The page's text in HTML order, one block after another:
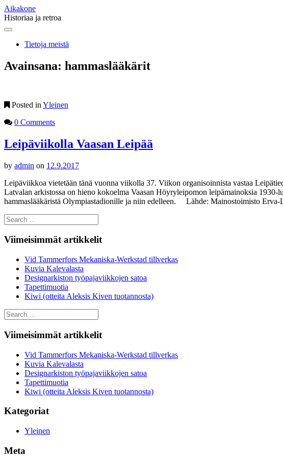
Aikakone
Historiaa ja retroa
Main
Skip
contentTietoja meistä
Avainsana: hammaslääkärit
Posted in Yleinen
0 Comments
Leipäviikolla Vaasan Leipää
by admin on 12.9.2017
Leipäviikkoa vietetään tänä vuonna viikolla 37. Viikon organisoinnista vastaa
Latvalan arkistossa on hieno kokoelma Vaasan Höyryleipomon leipämainoksia
hammaslääkäristä Olympiastadionille ja niin edelleen. Lähde: Mainostoimisto Erva-
Search
for:
Viimeisimmät artikkelit
Vid Tammerfors Mekaniska-Werkstad tillverkas
Kuvia Kalevalasta
Designarkiston työpajaviikkojen satoa
Tapettimuotia
Kiwi (otteita Aleksis Kiven tuotannosta)
Search
for:
Viimeisimmät artikkelit
Vid Tammerfors Mekaniska-Werkstad tillverkas
Kuvia Kalevalasta
Designarkiston työpajaviikkojen satoa
Tapettimuotia
Kiwi (otteita Aleksis Kiven tuotannosta)
Kategoriat
Yleinen
Meta